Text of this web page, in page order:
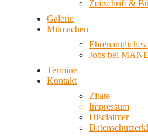
Zeitschrift &
Galerie
Mitmachen
Jobs bei
Termine
Kontakt
Zitate
Impressum
Disclaimer